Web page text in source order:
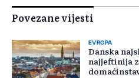
Povezane vijesti
EVROPA
Danska
najjeftinija